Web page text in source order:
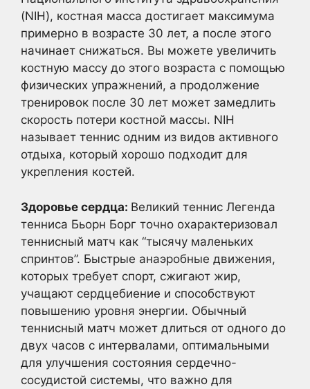
(NIH), костная масса достигает максимума
примерно в возрасте 30 лет, а после этого
начинает снижаться. Вы можете увеличить
костную массу до этого возраста с помощью
физических упражнений, а продолжение
тренировок после 30 лет может замедлить
скорость потери костной массы. NIH
называет теннис одним из видов активного
отдыха, который хорошо подходит для
укрепления костей.
Здоровье сердца: Великий теннис Легенда
тенниса Бьорн Борг точно охарактеризовал
теннисный матч как “тысячу маленьких
спринтов”. Быстрые анаэробные движения,
которых требует спорт, сжигают жир,
учащают сердцебиение и способствуют
повышению уровня энергии. Обычный
теннисный матч может длиться от одного до
двух часов с интервалами, оптимальными
для улучшения состояния сердечно-
сосудистой системы, что важно для